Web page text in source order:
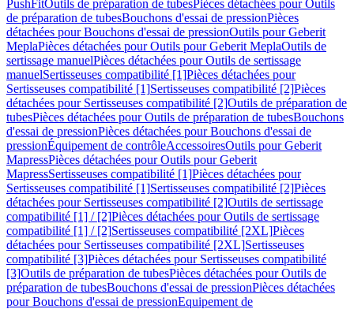
PushFitOutils de préparation de tubesPièces détachées pour Outils
de préparation de tubesBouchons d'essai de pressionPièces
détachées pour Bouchons d'essai de pressionOutils pour Geberit
MeplaPièces détachées pour Outils pour Geberit MeplaOutils de
sertissage manuelPièces détachées pour Outils de sertissage
manuelSertisseuses compatibilité [1]Pièces détachées pour
Sertisseuses compatibilité [1]Sertisseuses compatibilité [2]Pièces
détachées pour Sertisseuses compatibilité [2]Outils de préparation de
tubesPièces détachées pour Outils de préparation de tubesBouchons
d'essai de pressionPièces détachées pour Bouchons d'essai de
pressionÉquipement de contrôleAccessoiresOutils pour Geberit
MapressPièces détachées pour Outils pour Geberit
MapressSertisseuses compatibilité [1]Pièces détachées pour
Sertisseuses compatibilité [1]Sertisseuses compatibilité [2]Pièces
détachées pour Sertisseuses compatibilité [2]Outils de sertissage
compatibilité [1] / [2]Pièces détachées pour Outils de sertissage
compatibilité [1] / [2]Sertisseuses compatibilité [2XL]Pièces
détachées pour Sertisseuses compatibilité [2XL]Sertisseuses
compatibilité [3]Pièces détachées pour Sertisseuses compatibilité
[3]Outils de préparation de tubesPièces détachées pour Outils de
préparation de tubesBouchons d'essai de pressionPièces détachées
pour Bouchons d'essai de pressionEquipement de